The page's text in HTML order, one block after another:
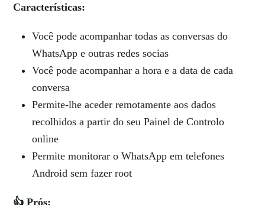
Características:
Você pode acompanhar todas as conversas do
WhatsApp e outras redes socias
Você pode acompanhar a hora e a data de cada
conversa
Permite-lhe aceder remotamente aos dados
recolhidos a partir do seu Painel de Controlo
online
Permite monitorar o WhatsApp em telefones
Android sem fazer root
👍 Prós: